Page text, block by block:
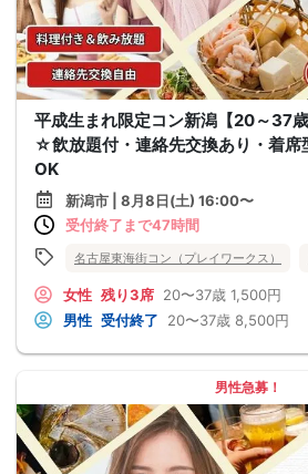
平成生まれ限定コン新潟【20～37
☆飲放題付・連絡先交換あり・着席
OK
新潟市 | 8月8日(土) 16:00〜
受付終了まで47時間
名古屋東海街コン（プレイワークス）
女性 残り3席 20〜37歳 1,500円
男性 受付終了 20〜37歳 8,500円
男性急募！